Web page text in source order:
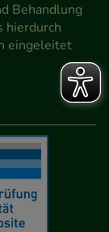
für Sie
hierfür
soziale
Behandlung
hierdurch
eingeleitet